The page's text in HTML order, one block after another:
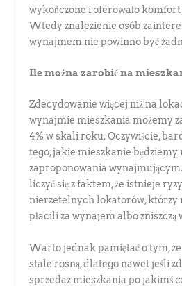
wykończone i oferowało
Wtedy znalezienie osób
wynajmem nie powinno być
Ile można zarobić na
Zdecydowanie więcej niż na
wynajmie mieszkania możemy
4% w skali roku. Oczywiście,
tego, jakie mieszkanie będziemy
zaproponowania
liczyć się z faktem, że istnieje
nierzetelnych lokatorów, którzy
płacili za wynajem albo zniszczą
Warto jednak pamiętać o tym,
stale rosną, dlatego nawet jeśli
sprzedaż mieszkania po jakimś